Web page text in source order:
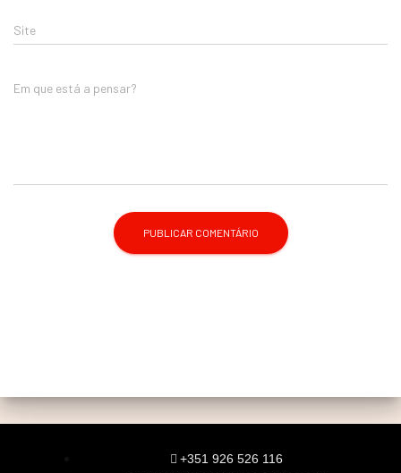
Site
Em que está a pensar?
+351 926 526 116